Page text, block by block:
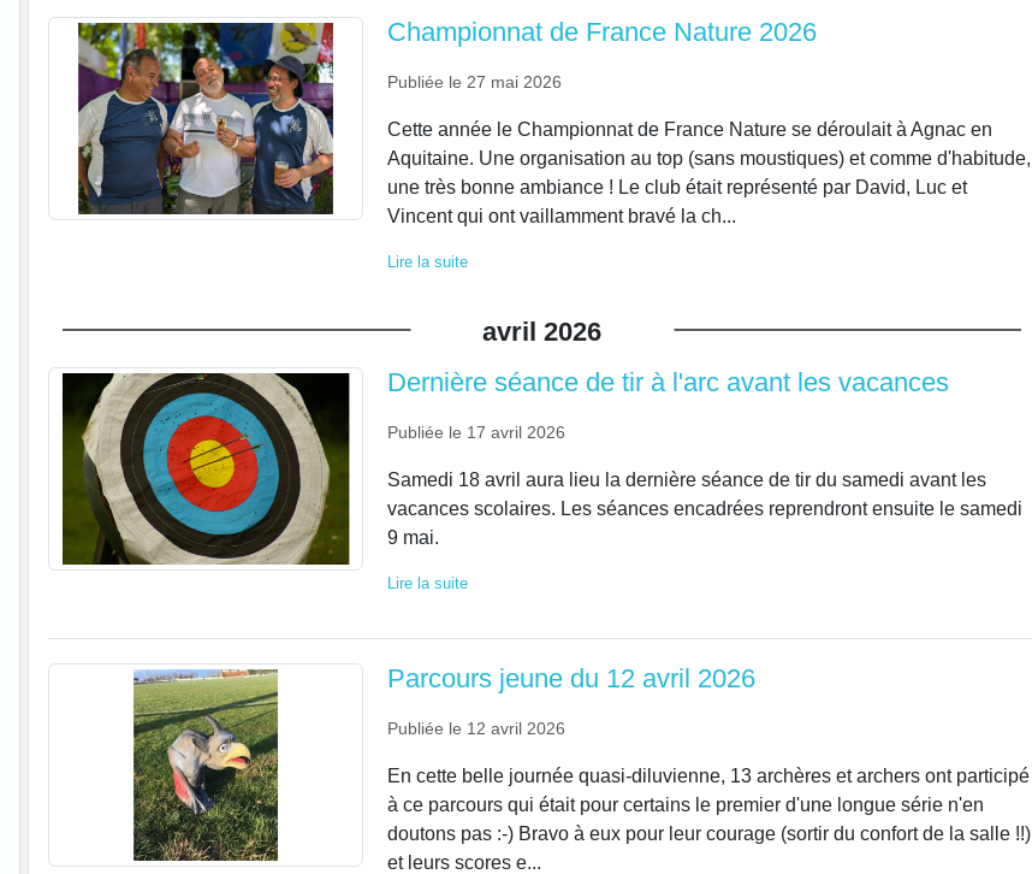
Championnat de France Nature 2026
Publiée le 27 mai 2026
Cette année le Championnat de France Nature se déroulait à Agnac en
Aquitaine. Une organisation au top (sans moustiques) et comme d'habitude,
une très bonne ambiance ! Le club était représenté par David, Luc et
Vincent qui ont vaillamment bravé la ch...
Lire la suite
avril 2026
Dernière séance de tir à l'arc avant les vacances
Publiée le 17 avril 2026
Samedi 18 avril aura lieu la dernière séance de tir du samedi avant les
vacances scolaires. Les séances encadrées reprendront ensuite le samedi
9 mai.
Lire la suite
Parcours jeune du 12 avril 2026
Publiée le 12 avril 2026
En cette belle journée quasi-diluvienne, 13 archères et archers ont participé
à ce parcours qui était pour certains le premier d'une longue série n'en
doutons pas :-) Bravo à eux pour leur courage (sortir du confort de la salle !!)
et leurs scores e...